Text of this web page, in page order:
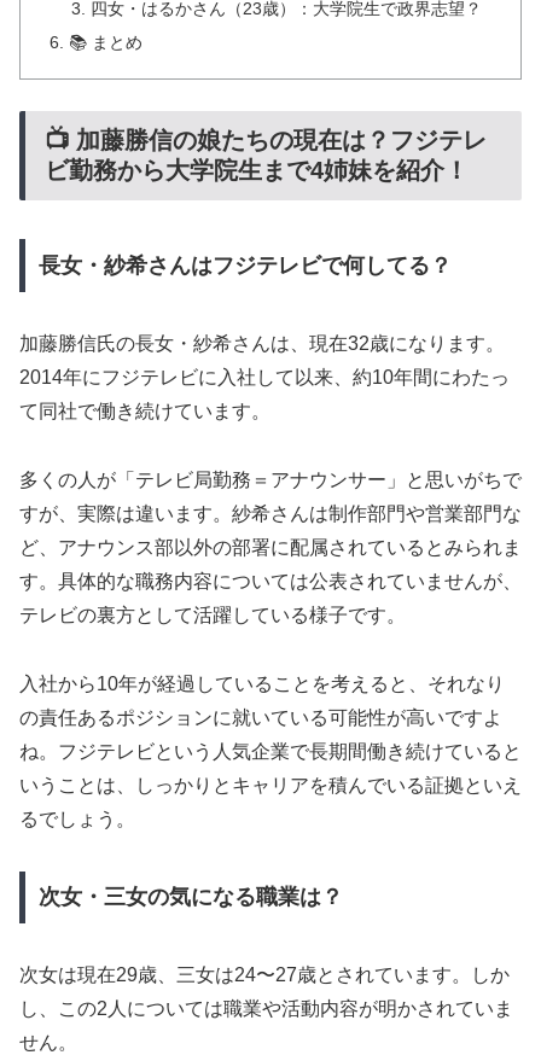
四女・はるかさん（23歳）：大学院生で政界志望？
📚 まとめ
📺 加藤勝信の娘たちの現在は？フジテレ
ビ勤務から大学院生まで4姉妹を紹介！
長女・紗希さんはフジテレビで何してる？
加藤勝信氏の長女・紗希さんは、現在32歳になります。
2014年にフジテレビに入社して以来、約10年間にわたっ
て同社で働き続けています。
多くの人が「テレビ局勤務＝アナウンサー」と思いがちで
すが、実際は違います。紗希さんは制作部門や営業部門な
ど、アナウンス部以外の部署に配属されているとみられま
す。具体的な職務内容については公表されていませんが、
テレビの裏方として活躍している様子です。
入社から10年が経過していることを考えると、それなり
の責任あるポジションに就いている可能性が高いですよ
ね。フジテレビという人気企業で長期間働き続けていると
いうことは、しっかりとキャリアを積んでいる証拠といえ
るでしょう。
次女・三女の気になる職業は？
次女は現在29歳、三女は24〜27歳とされています。しか
し、この2人については職業や活動内容が明かされていま
せん。